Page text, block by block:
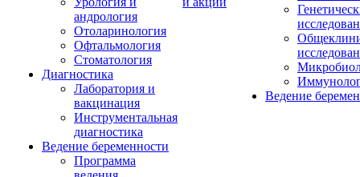
андрология
Отоларинология
Офтальмология
Стоматология
Диагностика
Лаборатория и
вакцинация
Инструментальная
диагностика
Ведение беременности
Программа
Ведение